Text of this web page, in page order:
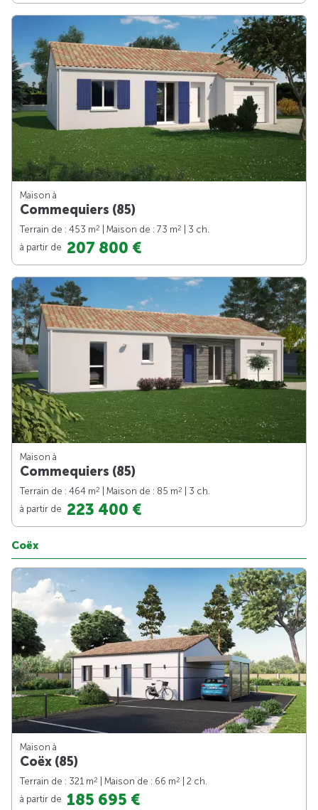
Maison à
Commequiers (85)
Terrain de : 453 m2 | Maison de : 73 m2
| 3 ch.
à partir de 207 800 €
Maison à
Commequiers (85)
Terrain de : 464 m2 | Maison de : 85 m2
| 3 ch.
à partir de 223 400 €
Coëx
Maison à
Coëx (85)
Terrain de : 321 m2 | Maison de : 66 m2
| 2 ch.
à partir de 185 695 €